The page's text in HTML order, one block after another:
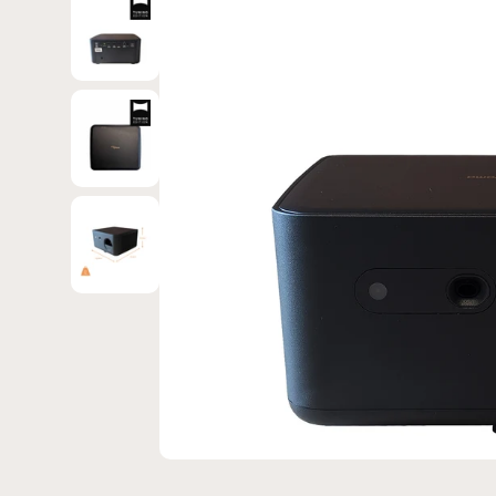
Bild 4 in Galerieansicht laden
Bild 5 in Galerieansicht laden